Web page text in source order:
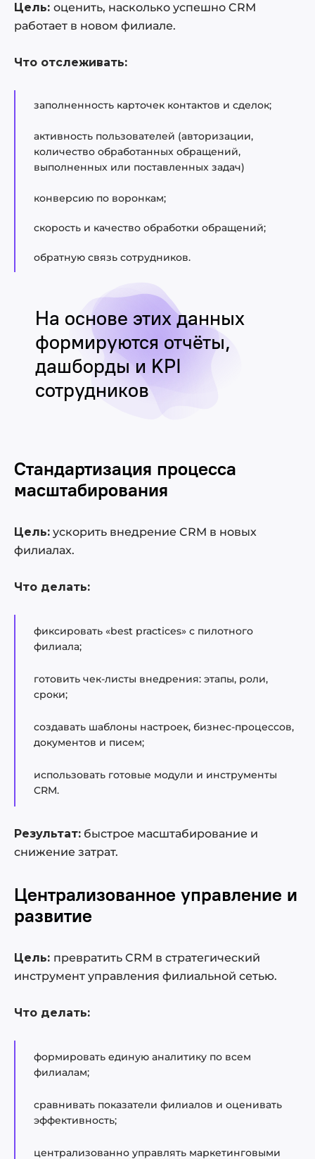
Цель: оценить, насколько успешно CRM
работает в новом филиале.
Что отслеживать:
заполненность карточек контактов и сделок;
активность пользователей (авторизации,
количество обработанных обращений,
выполненных или поставленных задач)
конверсию по воронкам;
скорость и качество обработки обращений;
обратную связь сотрудников.
На основе этих данных
формируются отчёты,
дашборды и KPI
сотрудников
Стандартизация процесса
масштабирования
Цель: ускорить внедрение CRM в новых
филиалах.
Что делать:
фиксировать «best practices» с пилотного
филиала;
готовить чек-листы внедрения: этапы, роли,
сроки;
создавать шаблоны настроек, бизнес-процессов,
документов и писем;
использовать готовые модули и инструменты
CRM.
Результат: быстрое масштабирование и
снижение затрат.
Централизованное управление и
развитие
Цель: превратить CRM в стратегический
инструмент управления филиальной сетью.
Что делать:
формировать единую аналитику по всем
филиалам;
сравнивать показатели филиалов и оценивать
эффективность;
централизованно управлять маркетинговыми